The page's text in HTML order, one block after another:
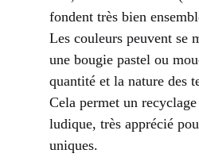
fondent très bien
Les couleurs peuvent se
une bougie pastel ou
quantité et la nature des
Cela permet un
ludique, très apprécié
uniques.